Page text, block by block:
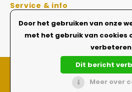
Service & info
Dé Glazen wanden specialist
Door het gebruiken van onze
met het gebruik van cookies
Dit bericht
Meer over